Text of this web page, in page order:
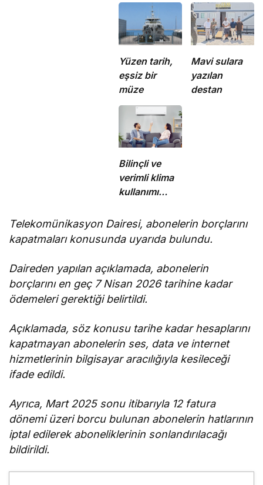
Yüzen tarih,
eşsiz bir
müze
Mavi sulara
yazılan
destan
Bilinçli ve
verimli klima
kullanımı
tüketimini
azaltıyor
Telekomünikasyon Dairesi, abonelerin borçlarını
kapatmaları konusunda uyarıda bulundu.
Daireden yapılan açıklamada, abonelerin
borçlarını en geç 7 Nisan 2026 tarihine kadar
ödemeleri gerektiği belirtildi.
Açıklamada, söz konusu tarihe kadar hesaplarını
kapatmayan abonelerin ses, data ve internet
hizmetlerinin bilgisayar aracılığıyla kesileceği
ifade edildi.
Ayrıca, Mart 2025 sonu itibarıyla 12 fatura
dönemi üzeri borcu bulunan abonelerin hatlarının
iptal edilerek aboneliklerinin sonlandırılacağı
bildirildi.